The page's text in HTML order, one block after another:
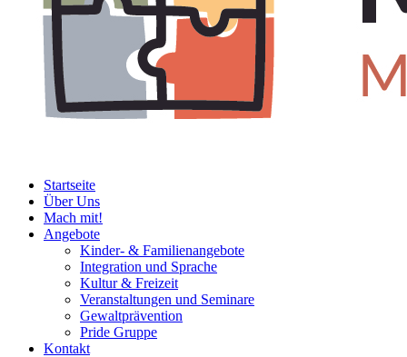
Startseite
Über Uns
Mach mit!
Angebote
Kinder- & Familienangebote
Integration und Sprache
Kultur & Freizeit
Veranstaltungen und Seminare
Gewaltprävention
Pride Gruppe
Kontakt